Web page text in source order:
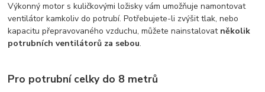
Výkonný motor s kuličkovými ložisky vám umožňuje namontovat
ventilátor kamkoliv do potrubí. Potřebujete-li zvýšit tlak, nebo
kapacitu přepravovaného vzduchu, můžete nainstalovat několik
potrubních ventilátorů za sebou.
Pro potrubní celky do 8 metrů